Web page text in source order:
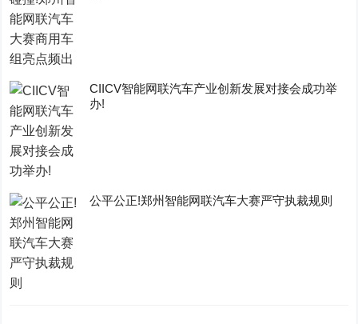
CIICV智能网联汽车产业创新发展对接会成功举
办!
公平公正!郑州智能网联汽车大赛严守执裁规则